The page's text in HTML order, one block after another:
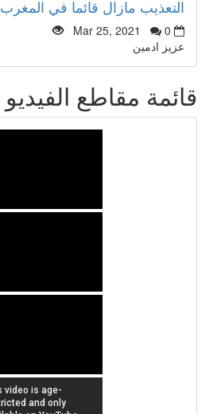
التعذيب مازال قائما في المغرب
Mar 25, 2021
0
عزيز ادمين
قائمة مقاطع الفيديو